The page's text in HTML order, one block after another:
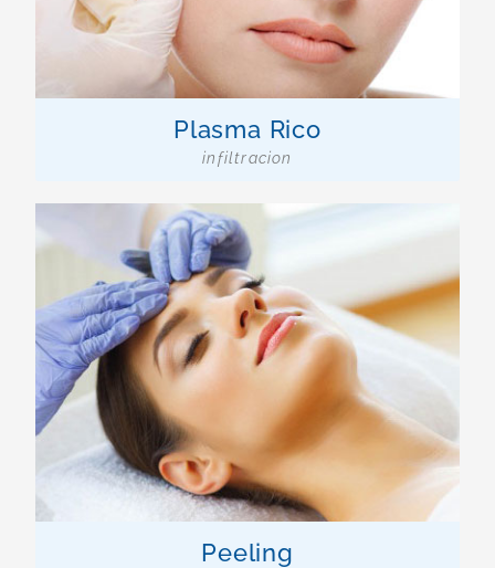
Plasma Rico
infiltracion
Peeling